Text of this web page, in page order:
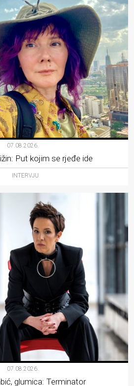
07.08.2026.
Put kojim se rjeđe ide
INTERVJU
07.08.2026.
glumica: Terminator